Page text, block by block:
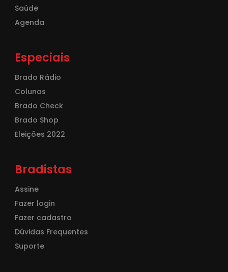
Saúde
Agenda
Especiais
Brado Rádio
Colunas
Brado Check
Brado Shop
Eleições 2022
Bradistas
Assine
Fazer login
Fazer cadastro
Dúvidas Frequentes
Suporte